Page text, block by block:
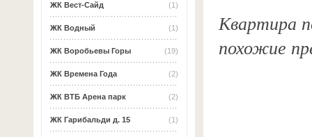
(1)
ЖК Вест-Сайд
(1)
ЖК Водный
(19)
ЖК Воробьевы Горы
(2)
ЖК Времена Года
(2)
ЖК ВТБ Арена парк
(1)
ЖК Гарибальди д. 15
Квартира
похожие